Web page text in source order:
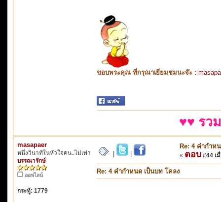
ขอบพระคุณ ที่กรุณาเยี่ยมชมนะจ๊ะ :
♥♥ รว
masapaer
หนึ่งวินาทีในหัวใจคน..ไม่เท่า
บรรณารักษ์
ออฟไลน์
กระทู้: 1779
Re: 4 คำกำห
« ตอบ #44 เ
Re: 4 คำกำหนด เป็นบท โคลง